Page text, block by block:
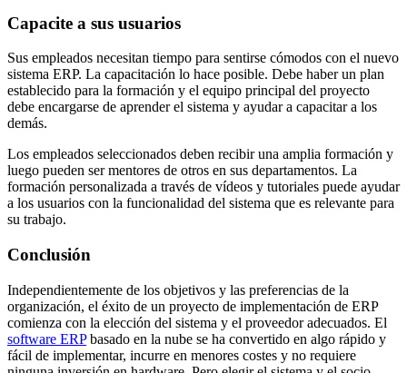
Capacite a sus usuarios
Sus empleados necesitan tiempo para sentirse cómodos con el nuevo
sistema ERP. La capacitación lo hace posible. Debe haber un plan
establecido para la formación y el equipo principal del proyecto
debe encargarse de aprender el sistema y ayudar a capacitar a los
demás.
Los empleados seleccionados deben recibir una amplia formación y
luego pueden ser mentores de otros en sus departamentos. La
formación personalizada a través de vídeos y tutoriales puede ayudar
a los usuarios con la funcionalidad del sistema que es relevante para
su trabajo.
Conclusión
Independientemente de los objetivos y las preferencias de la
organización, el éxito de un proyecto de implementación de ERP
comienza con la elección del sistema y el proveedor adecuados. El
software ERPbasado en la nube se ha convertido en algo rápido y
fácil de implementar, incurre en menores costes y no requiere